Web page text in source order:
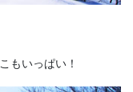
もいっぱい！